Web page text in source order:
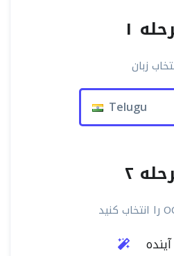
۱
زبان
Telugu
۲